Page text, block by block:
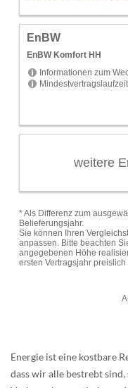
Energie ist eine kostbare
dass wir alle bestrebt